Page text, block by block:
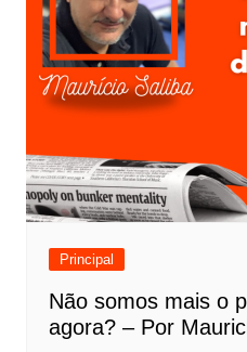
Principal
Não somos mais o
agora? – Por